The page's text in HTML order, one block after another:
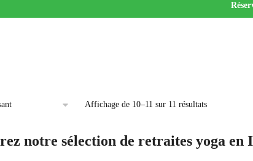
Affichage de 10–11 sur 11 résultats
notre sélection de retraites yoga en